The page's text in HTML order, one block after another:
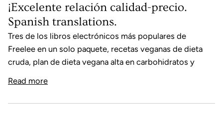
¡Excelente relación calidad-precio.
Spanish translations.
Tres de los libros electrónicos más populares de
Freelee en un solo paquete, recetas veganas de dieta
cruda, plan de dieta vegana alta en carbohidratos y
Read more